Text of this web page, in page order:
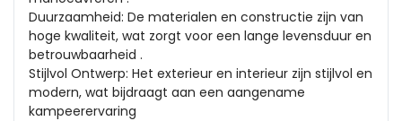
Duurzaamheid: De materialen en constructie zijn van
hoge kwaliteit, wat zorgt voor een lange levensduur en
betrouwbaarheid .
Stijlvol Ontwerp: Het exterieur en interieur zijn stijlvol en
modern, wat bijdraagt aan een aangename
kampeerervaring